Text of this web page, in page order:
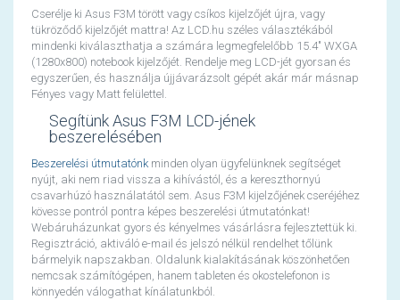
Cserélje ki Asus F3M törött vagy csíkos kijelzőjét újra, vagy
tükröződő kijelzőjét mattra! Az LCD.hu széles választékából
mindenki kiválaszthatja a számára legmegfelelőbb 15.4" WXGA
(1280x800) notebook kijelzőjét. Rendelje meg LCD-jét gyorsan és
egyszerűen, és használja újjávarázsolt gépét akár már másnap
Fényes vagy Matt felülettel.
Segítünk Asus F3M LCD-jének
beszerelésében
Beszerelési útmutatónkminden olyan ügyfelünknek segítséget
nyújt, aki nem riad vissza a kihívástól, és a kereszthornyú
csavarhúzó használatától sem. Asus F3M kijelzőjének cseréjéhez
kövesse pontról pontra képes beszerelési útmutatónkat!
Webáruházunkat gyors és kényelmes vásárlásra fejlesztettük ki.
Regisztráció, aktiváló e-mail és jelszó nélkül rendelhet tőlünk
bármelyik napszakban. Oldalunk kialakításának köszönhetően
nemcsak számítógépen, hanem tableten és okostelefonon is
könnyedén válogathat kínálatunkból.